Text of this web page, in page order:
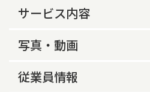
事業所概要
あり
法人情報
サービス内容
サービス内容
単独型
写真・動画
事業所の特色等
従業員情報